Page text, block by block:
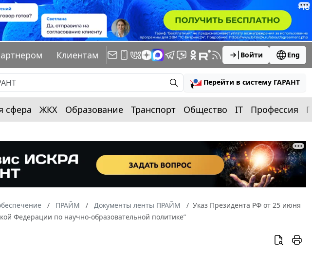
Клиентам Войти Eng
Перейти в систему ГАРАНТ
сфера ЖКХ Образование Транспорт Общество IT Профессия
ПРАЙМ Документы ленты ПРАЙМ
Указ Президента РФ от 25 июня
Федерации по научно-образовательной политике”